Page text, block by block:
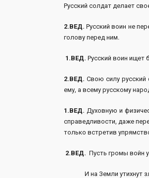
Русский солдат делает
2.ВЕД. Русский воин не
голову перед ним.
1.ВЕД. Русский воин ищет
2.ВЕД. Свою силу русский
ему, а всему русскому
1.ВЕД. Духовную и
справедливости, даже
только встретив
2.ВЕД. Пусть громы войн
И на Земли утихнут